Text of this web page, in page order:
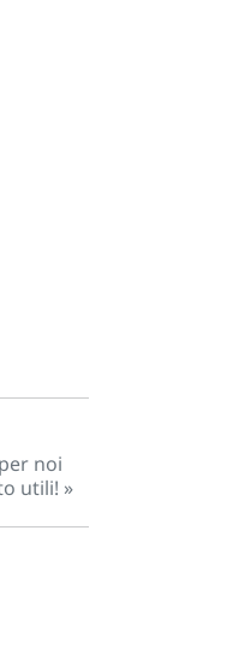
noi
utili! »